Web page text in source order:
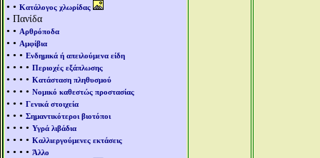
• • Κατάλογος χλωρίδας
• Πανίδα
• • Αρθρόποδα
• • Αμφίβια
• • • Ενδημικά ή απειλούμενα είδη
• • • • Περιοχές εξάπλωσης
• • • • Κατάσταση πληθυσμού
• • • • Νομικό καθεστώς προστασίας
• • • Γενικά στοιχεία
• • • Σημαντικότεροι βιοτόποι
• • • • Υγρά λιβάδια
• • • • Καλλιεργούμενες εκτάσεις
• • • • Άλλο